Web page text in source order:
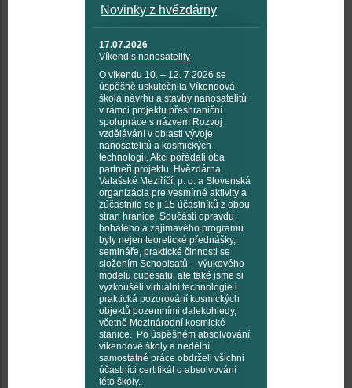
Novinky z hvězdárny
17.07.2026
Víkend s nanosatelity
O víkendu 10. – 12. 7 2026 se
úspěšně uskutečnila Víkendová
škola návrhu a stavby nanosatelitů
v rámci projektu přeshraniční
spolupráce s názvem Rozvoj
vzdělávání v oblasti vývoje
nanosatelitů a kosmických
technologií. Akci pořádali oba
partneři projektu, Hvězdárna
Valašské Meziříčí, p. o. a Slovenská
organizácia pre vesmírné aktivity a
zúčastnilo se ji 15 účastníků z obou
stran hranice. Součástí opravdu
bohatého a zajímavého programu
byly nejen teoretické přednášky,
semináře, praktické činnosti se
složením Schoolsatů – výukového
modelu cubesatu, ale také jsme si
vyzkoušeli virtuální technologie i
praktická pozorování kosmických
objektů pozemními dalekohledy,
včetně Mezinárodní kosmické
stanice. Po úspěšném absolvování
víkendové školy a nedělní
samostatné práce obdrželi všichni
účastníci certifikát o absolvování
této školy.